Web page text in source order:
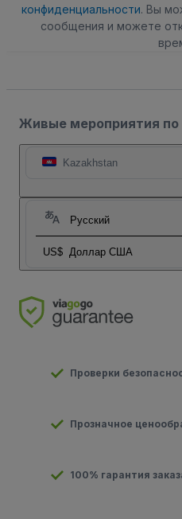
конфиденциальности. Вы
сообщения и можете
Живые мероприятия по
Kazakhstan
Русский
US$ Доллар США
Проверки
Прозначное
100% гарантия